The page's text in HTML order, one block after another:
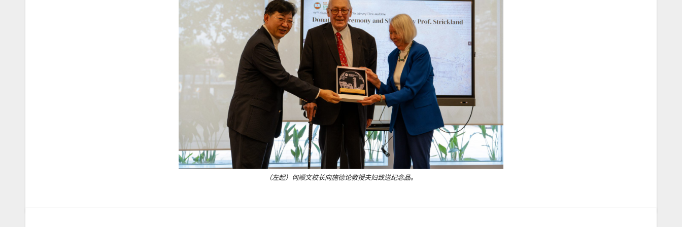
（左起）何顺文校长向施德论教授夫妇致送纪念品。